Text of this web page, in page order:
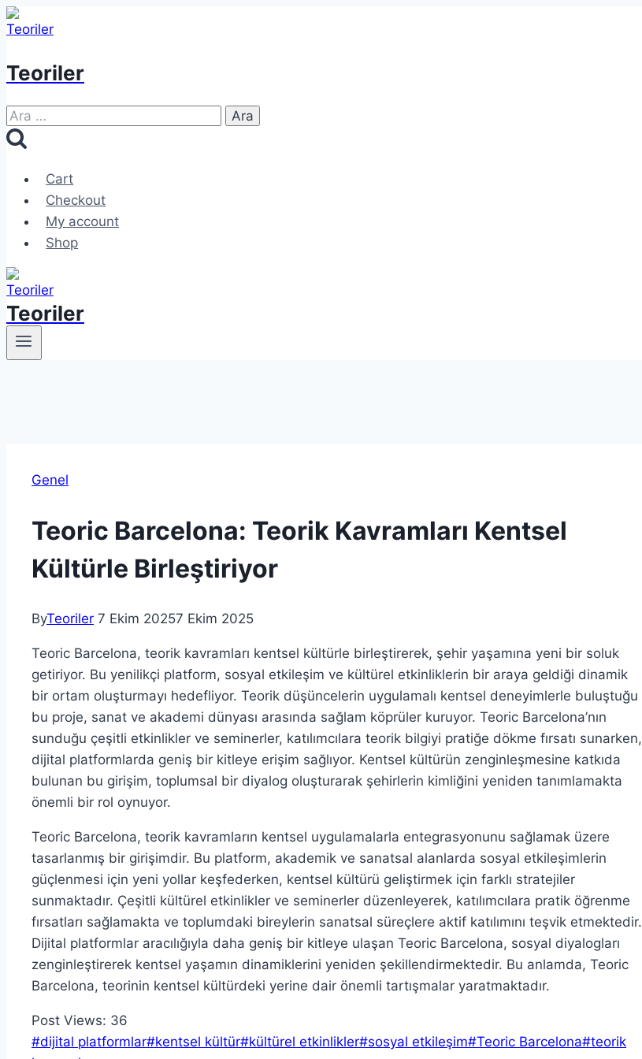
Skip
to
Teoriler
Arama:
Cart
Checkout
My account
Shop
Teoriler
Genel
Teoric Barcelona: Teorik Kavramları Kentsel
Kültürle Birleştiriyor
ByTeoriler 7 Ekim 20257 Ekim 2025
Teoric Barcelona, teorik kavramları kentsel kültürle birleştirerek, şehir yaşamına yeni bir soluk
getiriyor. Bu yenilikçi platform, sosyal etkileşim ve kültürel etkinliklerin bir araya geldiği dinamik
bir ortam oluşturmayı hedefliyor. Teorik düşüncelerin uygulamalı kentsel deneyimlerle buluştuğu
bu proje, sanat ve akademi dünyası arasında sağlam köprüler kuruyor. Teoric Barcelona’nın
sunduğu çeşitli etkinlikler ve seminerler, katılımcılara teorik bilgiyi pratiğe dökme fırsatı sunarken,
dijital platformlarda geniş bir kitleye erişim sağlıyor. Kentsel kültürün zenginleşmesine katkıda
bulunan bu girişim, toplumsal bir diyalog oluşturarak şehirlerin kimliğini yeniden tanımlamakta
önemli bir rol oynuyor.
Teoric Barcelona, teorik kavramların kentsel uygulamalarla entegrasyonunu sağlamak üzere
tasarlanmış bir girişimdir. Bu platform, akademik ve sanatsal alanlarda sosyal etkileşimlerin
güçlenmesi için yeni yollar keşfederken, kentsel kültürü geliştirmek için farklı stratejiler
sunmaktadır. Çeşitli kültürel etkinlikler ve seminerler düzenleyerek, katılımcılara pratik öğrenme
fırsatları sağlamakta ve toplumdaki bireylerin sanatsal süreçlere aktif katılımını teşvik etmektedir.
Dijital platformlar aracılığıyla daha geniş bir kitleye ulaşan Teoric Barcelona, sosyal diyalogları
zenginleştirerek kentsel yaşamın dinamiklerini yeniden şekillendirmektedir. Bu anlamda, Teoric
Barcelona, teorinin kentsel kültürdeki yerine dair önemli tartışmalar yaratmaktadır.
Post Views: 36
Post
#dijital platformlar#kentsel kültür#kültürel etkinlikler#sosyal etkileşim#Teoric Barcelona#teorik